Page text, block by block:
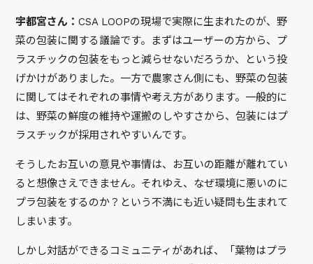
宇都宮さん：CSA LOOPの現場で実際に生まれたのが、野
菜の包装に関する議論です。まずはユーザーの方から、プ
ラスチックの包装をもっと減らせないだろうか、という投
げかけがありました。一方で農家さん側にも、野菜の包装
に関してはそれぞれの事情や考え方があります。一般的に
は、野菜の鮮度の維持や運搬のしやすさから、包装にはプ
ラスチックが採用されやすいんです。
そうしたお互いの意見や事情は、お互いの距離が離れてい
ると想像さえできません。それゆえ、なぜ環境に悪いのに
プラ包装をするのか？という不満にも近い疑問も生まれて
しまいます。
しかし対話ができるコミュニティがあれば、「葉物はプラ